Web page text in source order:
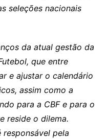
seleções nacionais
da atual gestão da
que entre
e ajustar o calendário
assim como a
para a CBF e para o
reside o dilema.
responsável pela